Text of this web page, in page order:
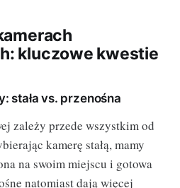
kluczowe kwestie
stała vs. przenośna
zależy przede wszystkim od
kamerę stałą, mamy
na swoim miejscu i gotowa
natomiast dają więcej